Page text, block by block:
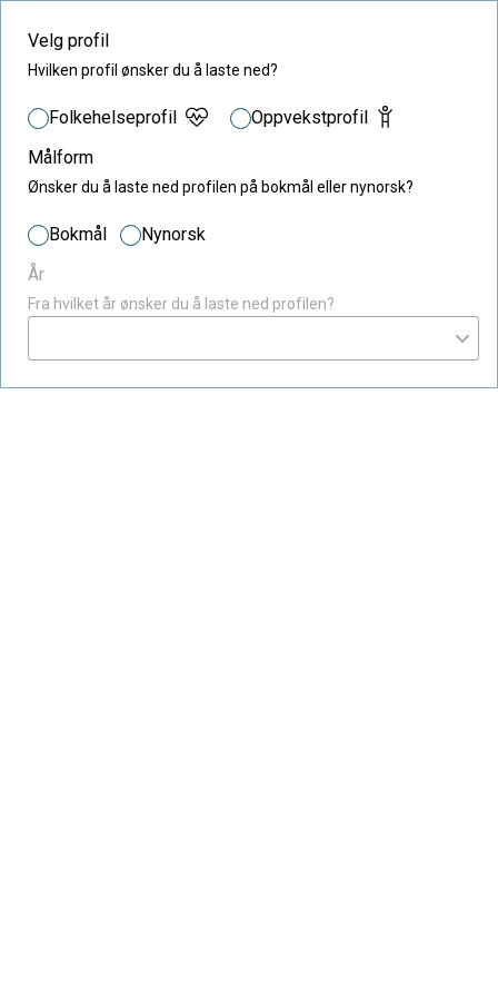
Velg profil
Hvilken profil ønsker du å laste ned?
Folkehelseprofil
Oppvekstprofil
Målform
Ønsker du å laste ned profilen på bokmål eller nynorsk?
Bokmål
Nynorsk
År
Fra hvilket år ønsker du å laste ned profilen?